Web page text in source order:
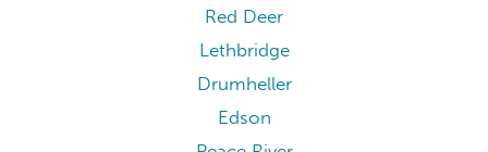
Red Deer
Lethbridge
Drumheller
Edson